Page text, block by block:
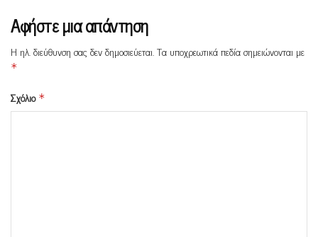
Αφήστε μια απάντηση
Η ηλ. διεύθυνση σας δεν δημοσιεύεται.Τα υποχρεωτικά πεδία σημειώνονται με
*
Σχόλιο *